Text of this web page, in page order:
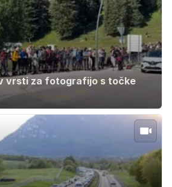
vrsti za fotografijo s točke